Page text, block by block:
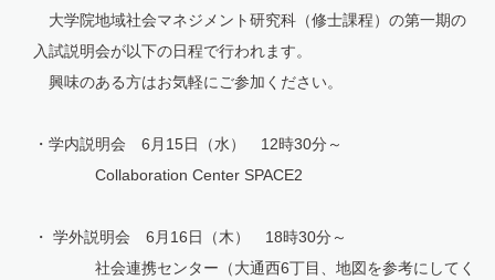
大学院地域社会マネジメント研究科（修士課程）の第一期の
入試説明会が以下の日程で行われます。
興味のある方はお気軽にご参加ください。
・学内説明会 6月15日（水） 12時30分～
Collaboration Center SPACE2
・ 学外説明会 6月16日（木） 18時30分～
社会連携センター（大通西6丁目、地図を参考にしてく